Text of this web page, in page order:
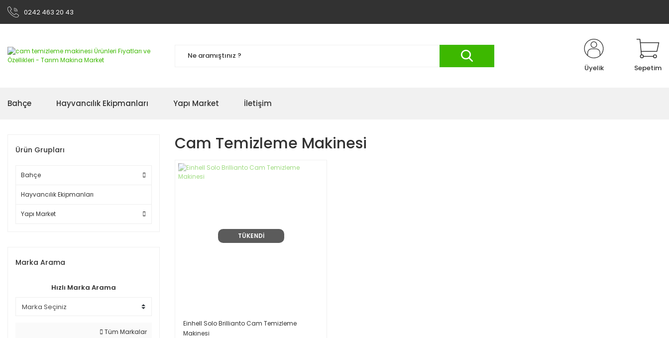
0242 463 20 43
Üyelik Sepetim
Bahçe Hayvancılık Ekipmanları Yapı Market İletişim
Ürün Grupları
Bahçe
Hayvancılık Ekipmanları
Yapı Market
Marka Arama
Hızlı Marka Arama
Tüm Markalar
Cam Temizleme Makinesi
TÜKENDİ
Einhell Solo Brillianto Cam Temizleme
Makinesi